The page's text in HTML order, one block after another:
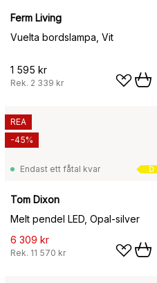
Ferm Living
Vuelta bordslampa, Vit
1 595 kr
Rek. 2 339 kr
D
Endast ett fåtal kvar
Tom Dixon
Melt pendel LED, Opal-silver
6 309 kr
Rek. 11 570 kr
REA
-45%